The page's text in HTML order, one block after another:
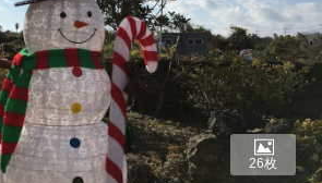
26枚